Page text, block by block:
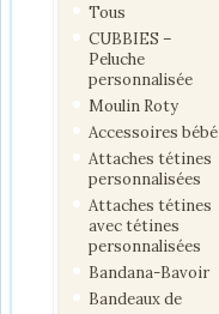
Tous
CUBBIES –
Peluche
personnalisée
Moulin Roty
Accessoires bébé
Attaches tétines
personnalisées
Attaches tétines
avec tétines
personnalisées
Bandana-Bavoir
Bandeaux de